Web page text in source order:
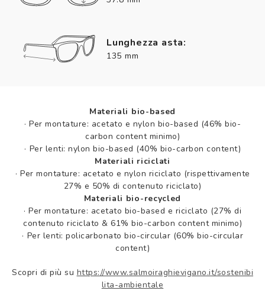
Lunghezza asta:
135 mm
Materiali bio-based
· Per montature: acetato e nylon bio-based (46% bio-
carbon content minimo)
· Per lenti: nylon bio-based (40% bio-carbon content)
Materiali riciclati
· Per montature: acetato e nylon riciclato (rispettivamente
27% e 50% di contenuto riciclato)
Materiali bio-recycled
· Per montature: acetato bio-based e riciclato (27% di
contenuto riciclato & 61% bio-carbon content minimo)
· Per lenti: policarbonato bio-circular (60% bio-circular
content)
Scopri di più su https://www.salmoiraghievigano.it/sostenibi
lita-ambientale